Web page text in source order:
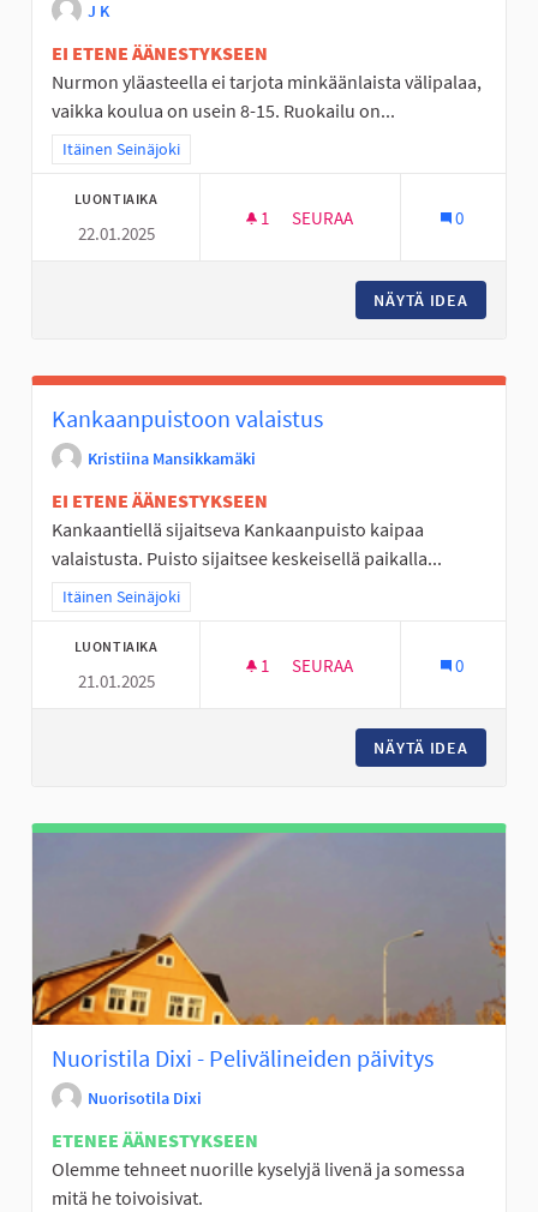
J K
EI ETENE ÄÄNESTYKSEEN
Nurmon yläasteella ei tarjota minkäänlaista välipalaa,
vaikka koulua on usein 8-15. Ruokailu on...
Rajaa tulokset teeman mukaan: Itäinen Seinäjoki
Itäinen Seinäjoki
LUONTIAIKA
22.01.2025
1 1 SEURAAJA
SEURAA 0
NÄYTÄ IDEA
Kankaanpuistoon valaistus
Kristiina Mansikkamäki
EI ETENE ÄÄNESTYKSEEN
Kankaantiellä sijaitseva Kankaanpuisto kaipaa
valaistusta. Puisto sijaitsee keskeisellä paikalla...
Rajaa tulokset teeman mukaan: Itäinen Seinäjoki
Itäinen Seinäjoki
LUONTIAIKA
21.01.2025
1 1 SEURAAJA
SEURAA 0
NÄYTÄ IDEA
Nuoristila Dixi - Pelivälineiden päivitys
Nuorisotila Dixi
ETENEE ÄÄNESTYKSEEN
Olemme tehneet nuorille kyselyjä livenä ja somessa
mitä he toivoisivat.